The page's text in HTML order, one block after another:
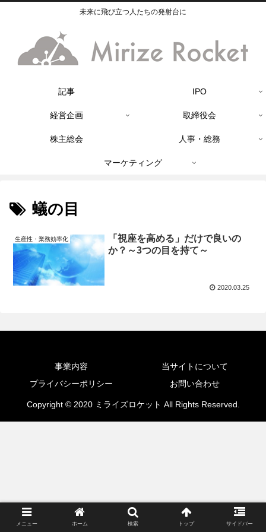
未来に飛び立つ人たちの発射台に
記事 IPO
経営企画 取締役会
株主総会 人事・総務
マーケティング
蟻の目
生産性・業務効率化
「視座を高める」だけで良いの
か？～3つの目を持て～
2020.03.25
事業内容
当サイトについて
プライバシーポリシー
お問い合わせ
Copyright © 2020 ミライズロケット All Rights Reserved.
メニュー ホーム 検索 トップ サイドバー